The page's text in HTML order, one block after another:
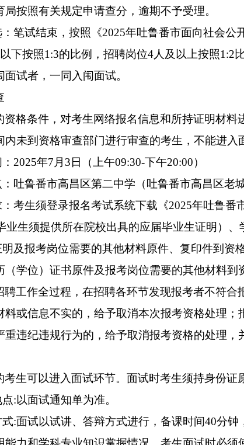
局按照有关规定申请查分，逾期不予受理。
笔试结束，按照《2025年吐鲁番市面向社会
下按照1:3的比例，招聘岗位4人及以上按照
试者，一同入闱面试。
资格条件，对考生网络报名信息和所持证明材
内未到资格审查部门进行审查的考生，不能进入
2025年7月3日（上午09:30-下午20:00）
吐鲁番市高昌区第二中学（吐鲁番市高昌区老
考生须登录报名考试系统下载《2025年吐鲁
业生须提供所在院校出具的应届毕业生证明）
及报考岗位需要的其他材料原件、复印件到资
学位）证书原件及报考岗位需要的其他材料到
聘工作全过程，在招聘各环节发现报考者不符
料或信息不实的，给予取消本次报考资格处理
违纪违规行为的，给予取消报考资格的处理
考生可以进入面试环节。面试时考生须持身份证
:以面试通知单为准。
:面试以试讲、答辩方式进行，备课时间40分